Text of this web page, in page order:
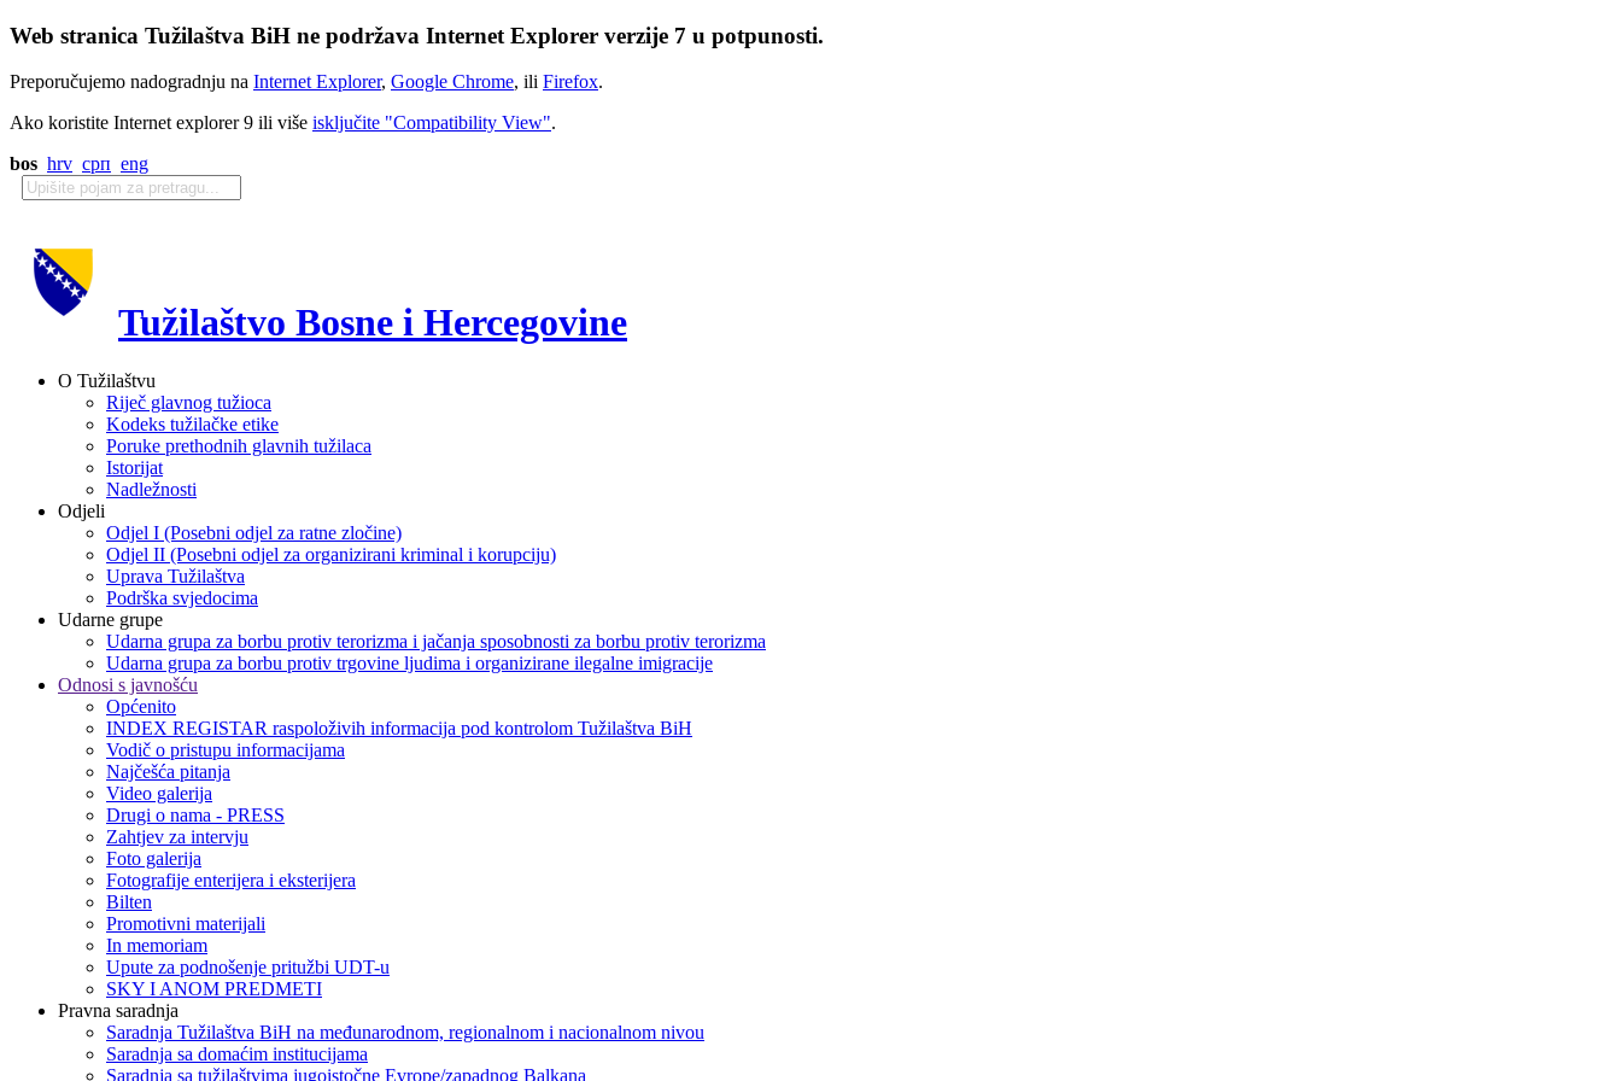
Web stranica Tužilaštva BiH ne podržava Internet Explorer verzije 7 u potpunosti.
Preporučujemo nadogradnju na Internet Explorer, Google Chrome, ili Firefox.
Ako koristite Internet explorer 9 ili više isključite "Compatibility View".
bos hrv срп eng
Tužilaštvo Bosne i Hercegovine
O Tužilaštvu
Riječ glavnog tužioca
Kodeks tužilačke etike
Poruke prethodnih glavnih tužilaca
Istorijat
Nadležnosti
Odjeli
Odjel I (Posebni odjel za ratne zločine)
Odjel II (Posebni odjel za organizirani kriminal i korupciju)
Uprava Tužilaštva
Podrška svjedocima
Udarne grupe
Udarna grupa za borbu protiv terorizma i jačanja sposobnosti za borbu protiv terorizma
Udarna grupa za borbu protiv trgovine ljudima i organizirane ilegalne imigracije
Odnosi s javnošću
Općenito
INDEX REGISTAR raspoloživih informacija pod kontrolom Tužilaštva BiH
Vodič o pristupu informacijama
Najčešća pitanja
Video galerija
Drugi o nama - PRESS
Zahtjev za intervju
Foto galerija
Fotografije enterijera i eksterijera
Bilten
Promotivni materijali
In memoriam
Upute za podnošenje pritužbi UDT-u
SKY I ANOM PREDMETI
Pravna saradnja
Saradnja Tužilaštva BiH na međunarodnom, regionalnom i nacionalnom nivou
Saradnja sa domaćim institucijama
Saradnja sa tužilaštvima jugoistočne Evrope/zapadnog Balkana